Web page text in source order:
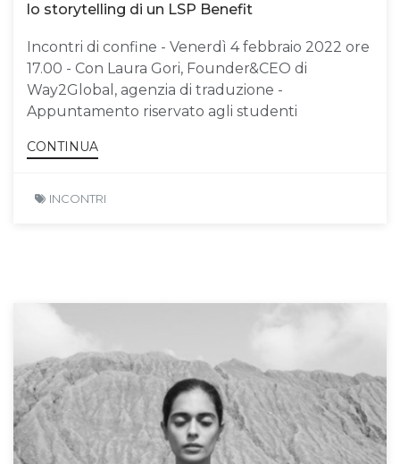
lo storytelling di un LSP Benefit
Incontri di confine - Venerdì 4 febbraio 2022 ore
17.00 - Con Laura Gori, Founder&CEO di
Way2Global, agenzia di traduzione -
Appuntamento riservato agli studenti
CONTINUA
INCONTRI